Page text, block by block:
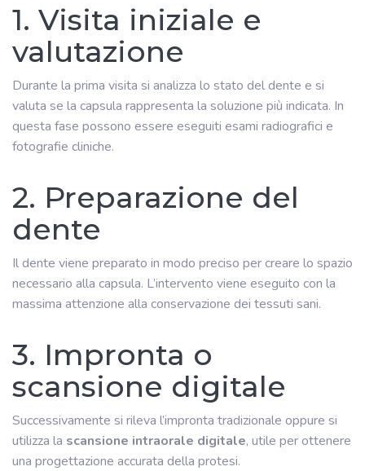
1. Visita iniziale e
valutazione
Durante la prima visita si analizza lo stato del dente e si
valuta se la capsula rappresenta la soluzione più indicata. In
questa fase possono essere eseguiti esami radiografici e
fotografie cliniche.
2. Preparazione del
dente
Il dente viene preparato in modo preciso per creare lo spazio
necessario alla capsula. L’intervento viene eseguito con la
massima attenzione alla conservazione dei tessuti sani.
3. Impronta o
scansione digitale
Successivamente si rileva l’impronta tradizionale oppure si
utilizza la scansione intraorale digitale, utile per ottenere
una progettazione accurata della protesi.